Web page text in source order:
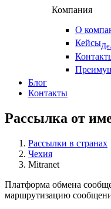
Компания
О
Кейсы
Блог
Контакты
Рассылка от
Рассылки в странах
Чехия
Mitranet
Платформа обмена
маршрутизацию